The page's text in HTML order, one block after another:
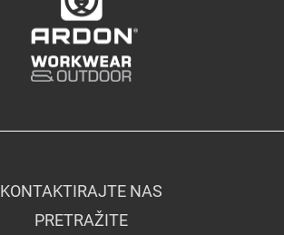
KONTAKTIRAJTE NAS
PRETRAŽITE